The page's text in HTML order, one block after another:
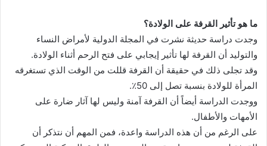
ما هو تأثير القرفة على الولادة؟
وجدت دراسة حديثة نشرت في المجلة الدولية لأمراض النساء
والتوليد أن القرفة لها تأثير إيجابي على فتح الرحم أثناء الولادة.
وقد تجلى ذلك في حقيقة أن القرفة قللت من الوقت الذي تستغرقه
المرأة للولادة بنسبة تصل إلى 50٪.
ووجدت الدراسة أيضاً أن القرفة آمنة وليس لها آثار ضارة على
الأمهات والأطفال.
على الرغم من أن هذه الدراسة واعدة، فمن المهم أن نتذكر أن